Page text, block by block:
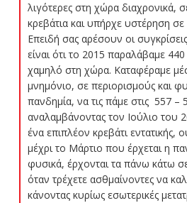
λιγότερες στη χώρα διαχρονικά,
κρεβάτια και υπήρχε υστέρηση
Επειδή σας αρέσουν οι
είναι ότι το 2015 παραλάβαμε
χαμηλό στη χώρα. Καταφέραμε
μνημόνιο, σε περιορισμούς και
πανδημία, να τις πάμε στις 557 –
αναλαμβάνοντας τον Ιούλιο του
ένα επιπλέον κρεβάτι εντατικής,
μέχρι το Μάρτιο που έρχεται η
φυσικά, έρχονται τα πάνω κάτω
όταν τρέχετε ασθμαίνοντες να
κάνοντας κυρίως εσωτερικές